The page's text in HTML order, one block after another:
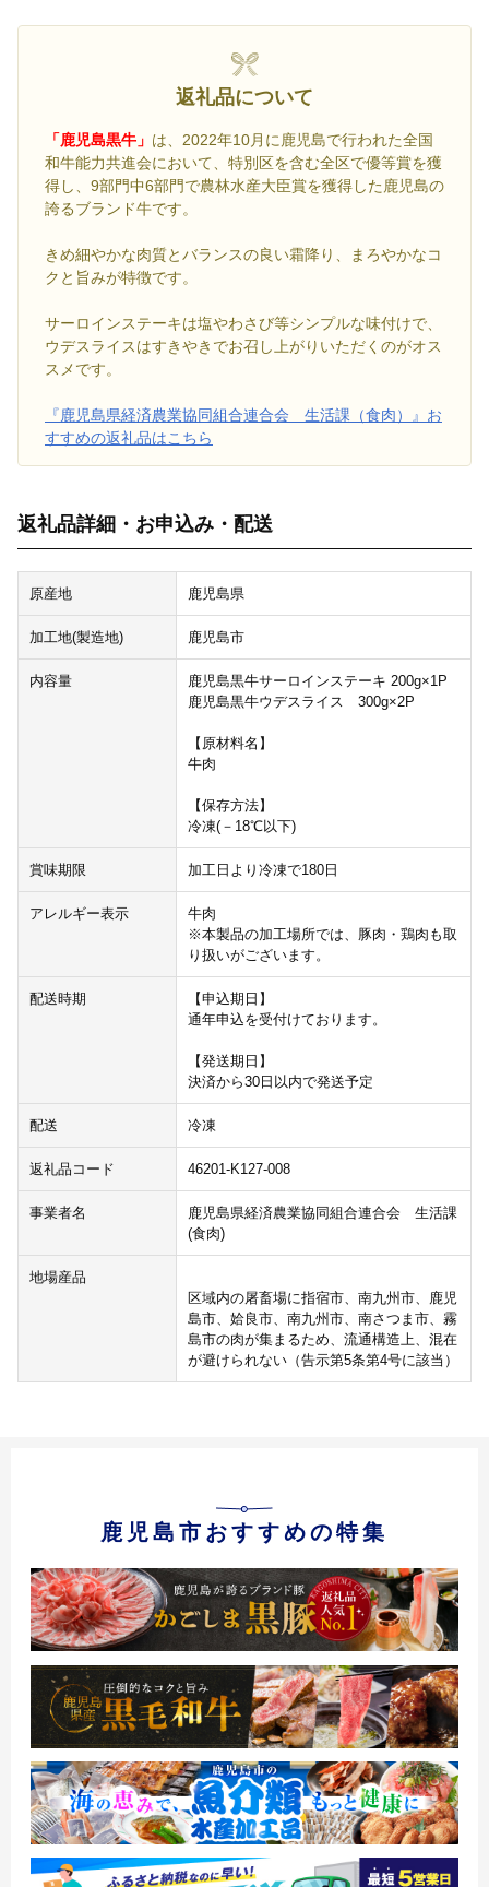
返礼品について
「鹿児島黒牛」 は、2022年10月に鹿児島で行われた全国
和牛能力共進会において、特別区を含む全区で優等賞を獲
得し、9部門中6部門で農林水産大臣賞を獲得した鹿児島の
誇るブランド牛です。
きめ細やかな肉質とバランスの良い霜降り、まろやかなコ
クと旨みが特徴です。
サーロインステーキは塩やわさび等シンプルな味付けで、
ウデスライスはすきやきでお召し上がりいただくのがオス
スメです。
『鹿児島県経済農業協同組合連合会 生活課（食肉）』お
すすめの返礼品はこちら
返礼品詳細・お申込み・配送
原産地 鹿児島県
加工地(製造地) 鹿児島市
内容量
鹿児島黒牛サーロインステーキ 200g×1P
鹿児島黒牛ウデスライス 300g×2P
【原材料名】
牛肉
【保存方法】
冷凍(－18℃以下)
賞味期限 加工日より冷凍で180日
アレルギー表示
牛肉
※本製品の加工場所では、豚肉・鶏肉も取
り扱いがございます。
配送時期
【申込期日】
通年申込を受付けております。
【発送期日】
決済から30日以内で発送予定
配送 冷凍
返礼品コード 46201-K127-008
事業者名
鹿児島県経済農業協同組合連合会 生活課
(食肉)
地場産品
区域内の屠畜場に指宿市、南九州市、鹿児
島市、姶良市、南九州市、南さつま市、霧
島市の肉が集まるため、流通構造上、混在
が避けられない（告示第5条第4号に該当）
鹿児島市おすすめの特集